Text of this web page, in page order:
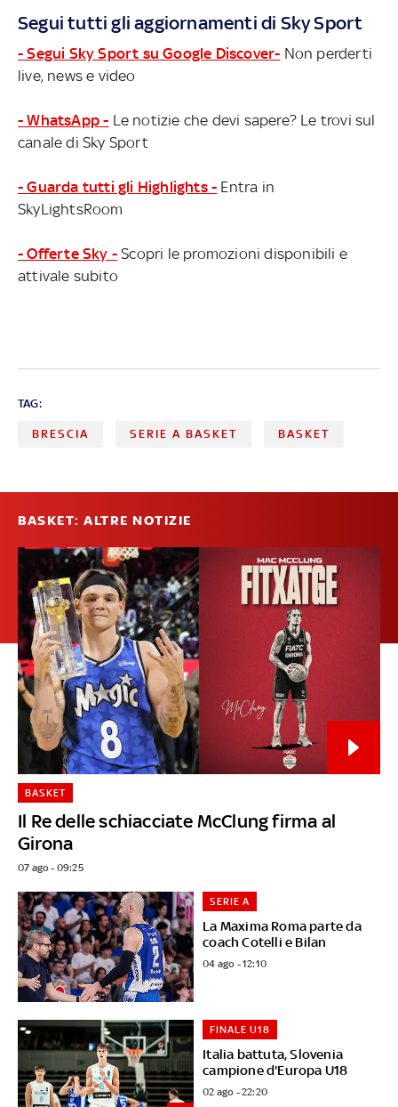
Segui tutti gli aggiornamenti di Sky Sport
- Segui Sky Sport su Google Discover- Non perderti
live, news e video
- WhatsApp - Le notizie che devi sapere? Le trovi sul
canale di Sky Sport
- Guarda tutti gli Highlights - Entra in
SkyLightsRoom
- Offerte Sky - Scopri le promozioni disponibili e
attivale subito
TAG:
BRESCIA SERIE A BASKET BASKET
BASKET: ALTRE NOTIZIE
Il Re delle schiacciate McClung firma al
Girona
BASKET
07 ago - 09:25
La Maxima Roma parte da
coach Cotelli e Bilan
SERIE A
04 ago - 12:10
Italia battuta, Slovenia
campione d'Europa U18
FINALE U18
02 ago - 22:20